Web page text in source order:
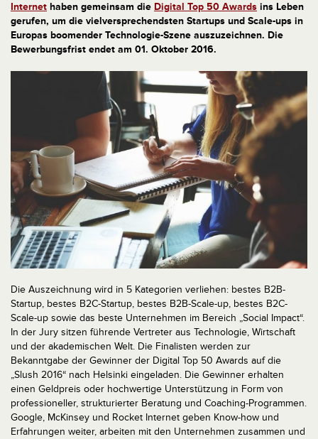
Internet haben gemeinsam die Digital Top 50 Awards ins Leben
gerufen, um die vielversprechendsten Startups und Scale-ups in
Europas boomender Technologie-Szene auszuzeichnen. Die
Bewerbungsfrist endet am 01. Oktober 2016.
Die Auszeichnung wird in 5 Kategorien verliehen: bestes B2B-
Startup, bestes B2C-Startup, bestes B2B-Scale-up, bestes B2C-
Scale-up sowie das beste Unternehmen im Bereich „Social Impact“.
In der Jury sitzen führende Vertreter aus Technologie, Wirtschaft
und der akademischen Welt. Die Finalisten werden zur
Bekanntgabe der Gewinner der Digital Top 50 Awards auf die
„Slush 2016“ nach Helsinki eingeladen. Die Gewinner erhalten
einen Geldpreis oder hochwertige Unterstützung in Form von
professioneller, strukturierter Beratung und Coaching-Programmen.
Google, McKinsey und Rocket Internet geben Know-how und
Erfahrungen weiter, arbeiten mit den Unternehmen zusammen und